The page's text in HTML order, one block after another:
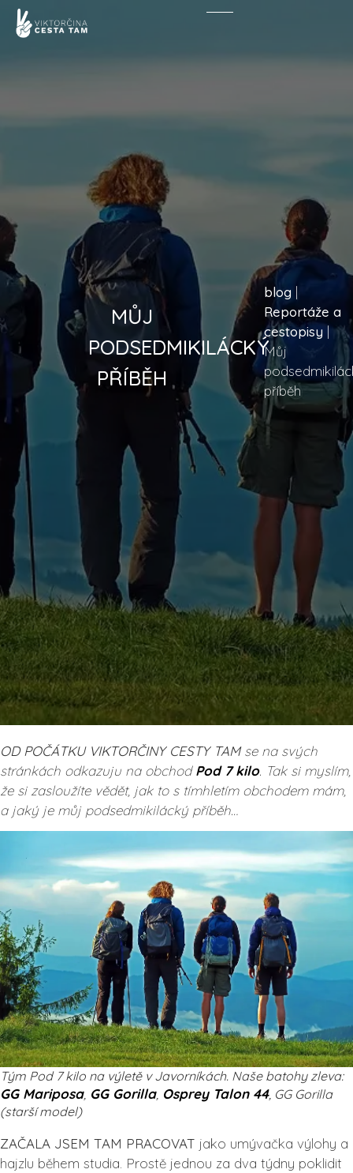
MŮJ
PODSEDMIKILÁCKÝ
PŘÍBĚH
blog |
Reportáže a
cestopisy |
Můj
příběh
OD POČÁTKU VIKTORČINY CESTY TAM se na svých
stránkách odkazuju na obchod Pod 7 kilo. Tak si myslím,
že si zasloužíte vědět, jak to s tímhletím obchodem mám,
a jaký je můj podsedmikilácký příběh…
Tým Pod 7 kilo na výletě v Javorníkách. Naše batohy zleva:
GG Mariposa, GG Gorilla, Osprey Talon 44, GG Gorilla
(starší model)
ZAČALA JSEM TAM PRACOVAT jako umývačka výlohy a
hajzlu během studia. Prostě jednou za dva týdny poklidit